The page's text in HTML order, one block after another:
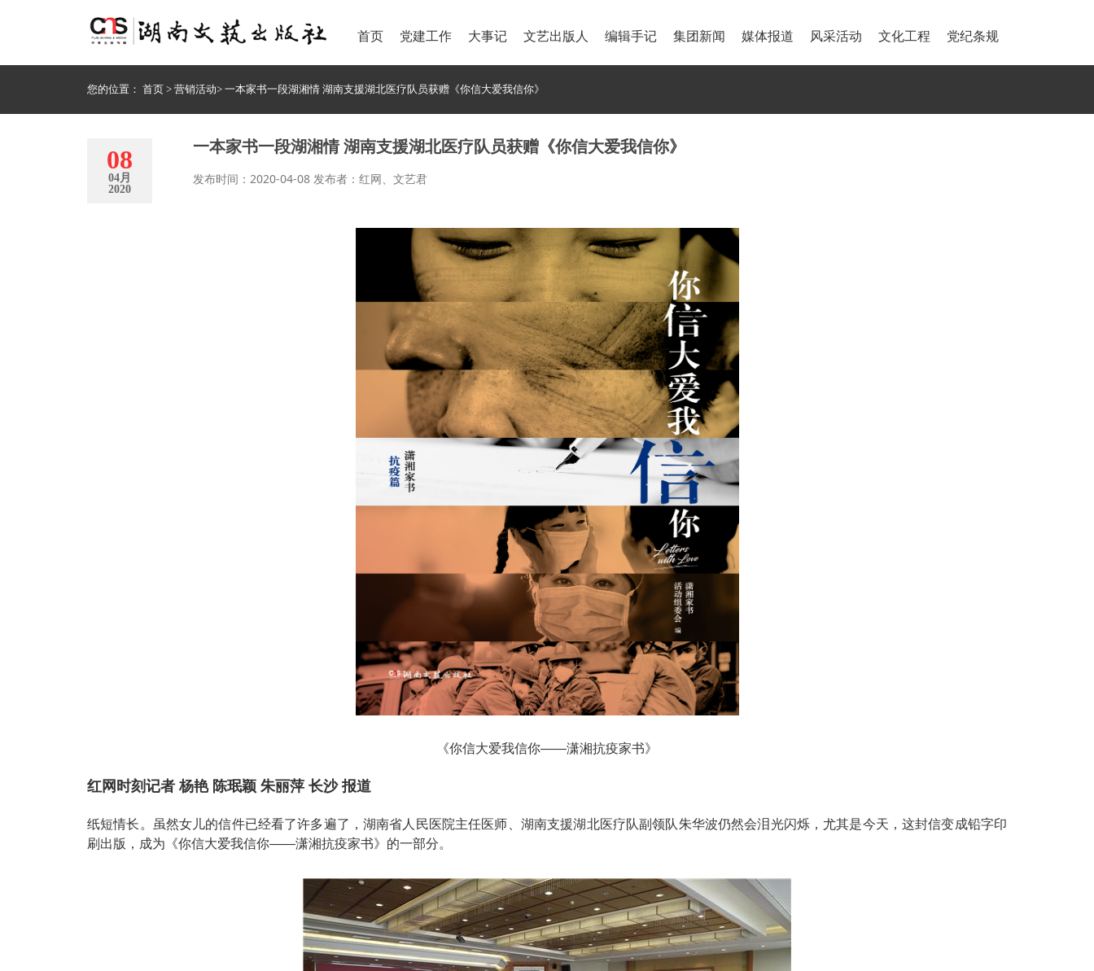
首页 党建工作 大事记 文艺出版人 编辑手记 集团新闻 媒体报道 风采活动 文化工程 党纪条规
您的位置： 首页 > 营销活动> 一本家书一段湖湘情 湖南支援湖北医疗队员获赠《你信大爱我信你》
08
04月
2020
一本家书一段湖湘情 湖南支援湖北医疗队员获赠《你信大爱我信你》
发布时间：2020-04-08 发布者：红网、文艺君
《你信大爱我信你——潇湘抗疫家书》
红网时刻记者 杨艳 陈珉颖 朱丽萍 长沙 报道
纸短情长。虽然女儿的信件已经看了许多遍了，湖南省人民医院主任医师、湖南支援湖北医疗队副领队朱华波仍然会泪光闪烁，尤其是今天，这封信变成铅字印
刷出版，成为《你信大爱我信你——潇湘抗疫家书》的一部分。